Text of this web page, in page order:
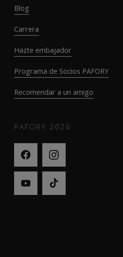
Blog
Carrera
Hazte embajador
Programa de Socios PAFORY
Recomendar a un amigo
PAFORY 2026